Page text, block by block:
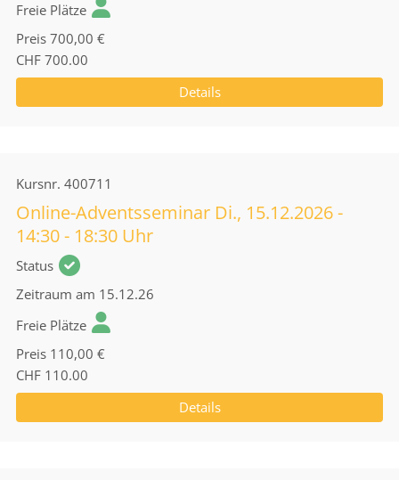
Freie Plätze
Preis 700,00 €
CHF 700.00
Details
Kursnr. 400711
Online-Adventsseminar Di., 15.12.2026 -
14:30 - 18:30 Uhr
Status
Zeitraum am 15.12.26
Freie Plätze
Preis 110,00 €
CHF 110.00
Details